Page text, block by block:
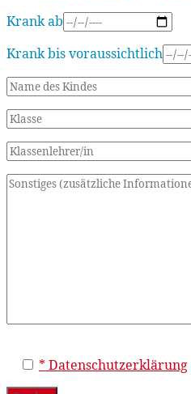
Krank ab
Krank bis voraussichtlich
lasse
dieses
* Datenschutzerklärung